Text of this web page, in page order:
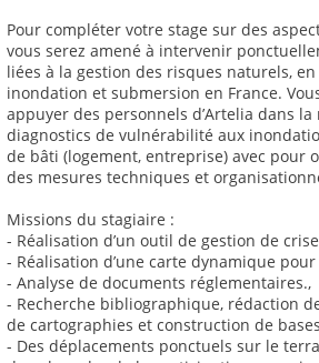
Pour compléter votre stage sur des
vous serez amené à intervenir
liées à la gestion des risques naturels,
inondation et submersion en France.
appuyer des personnels d’Artelia dans
diagnostics de vulnérabilité aux
de bâti (logement, entreprise) avec pour
des mesures techniques et
Missions du stagiaire :
- Réalisation d’un outil de gestion de crise
- Réalisation d’une carte dynamique
- Analyse de documents réglementaires.,
- Recherche bibliographique, rédaction
de cartographies et construction de
- Des déplacements ponctuels sur le